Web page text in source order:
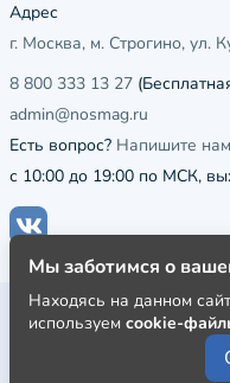
Адрес
г. Москва, м. Строгино, ул.
8 800 333 13 27
admin@nosmag.ru
Есть вопрос? Напишите нам
с 10:00 до 19:00 по МСК,
Публичная оферта
Пользовательское
Мы заботимся о
Находясь на данном
используем cookie-